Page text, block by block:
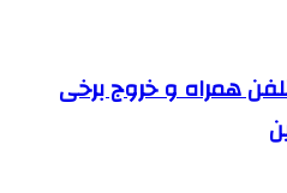
همراه و خروج برخی